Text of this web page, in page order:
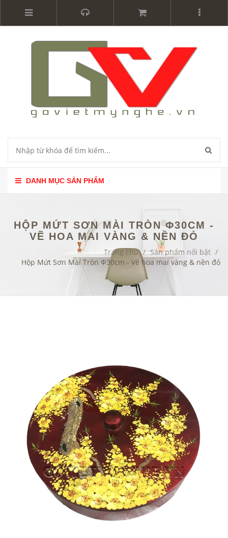
DANH MỤC SẢN PHẨM
HỘP MỨT SƠN MÀI TRÒN Φ30CM -
VẼ HOA MAI VÀNG & NỀN ĐỎ
Trang chủ / Sản phẩm nổi bật /
Hộp Mứt Sơn Mài Tròn Φ30cm - Vẽ hoa mai vàng & nền đỏ